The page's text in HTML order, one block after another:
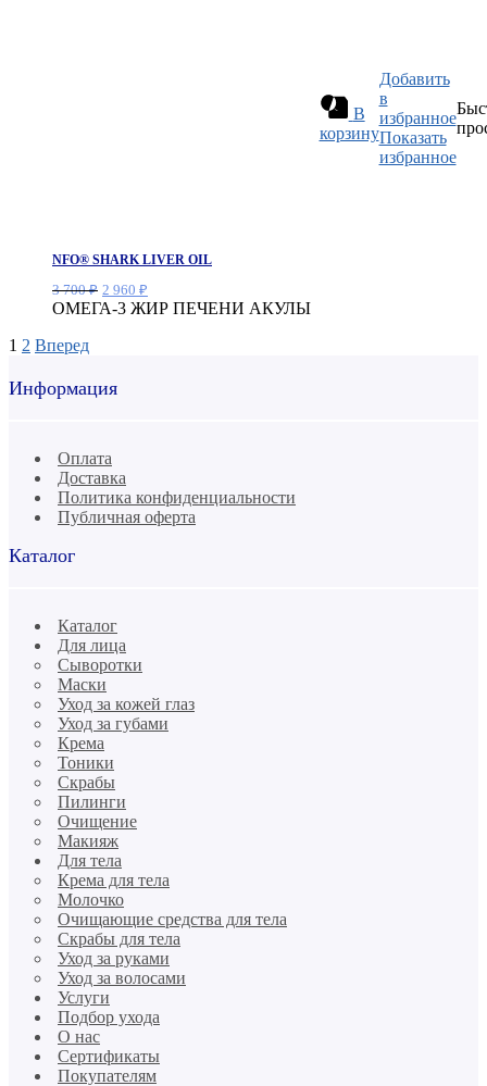
В
корзину
Добавить
в
избранное
Показать
избранное
NFO® SHARK LIVER OIL
3 700₽ Первоначальная
цена
2 960 ₽
цена:
ОМЕГА-3 ЖИР ПЕЧЕНИ АКУЛЫ
1 2 Вперед
Информация
Оплата
Доставка
Политика конфиденциальности
Публичная оферта
Каталог
Каталог
Для лица
Сыворотки
Маски
Уход за кожей глаз
Уход за губами
Крема
Тоники
Скрабы
Пилинги
Очищение
Макияж
Для тела
Крема для тела
Молочко
Очищающие средства для тела
Скрабы для тела
Уход за руками
Уход за волосами
Услуги
Подбор ухода
О нас
Сертификаты
Покупателям